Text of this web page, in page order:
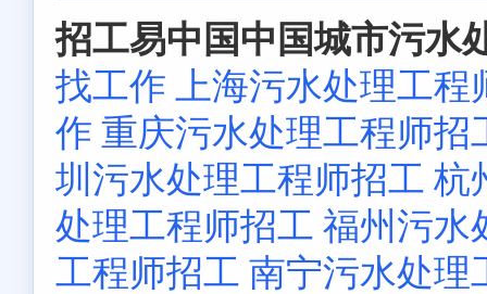
招工易中国中国城市污水
找工作 上海污水处理工程
作 重庆污水处理工程师招
圳污水处理工程师招工 杭
处理工程师招工 福州污水
工程师招工 南宁污水处理